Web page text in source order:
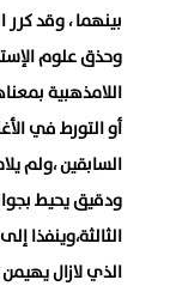
بينهما ، وقد
وحذق علوم
اللامذهبية
أو التورط في
السابقين ،ولم
ودقيق يحيط
الثالثة،وينفذا
الذي لازال